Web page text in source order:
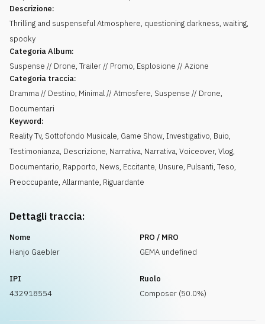
Descrizione:
Thrilling and suspenseful Atmosphere, questioning darkness, waiting,
spooky
Categoria Album:
Suspense // Drone, Trailer // Promo, Esplosione // Azione
Categoria traccia:
Dramma // Destino, Minimal // Atmosfere, Suspense // Drone,
Documentari
Keyword:
Reality Tv, Sottofondo Musicale, Game Show, Investigativo, Buio,
Testimonianza, Descrizione, Narrativa, Narrativa, Voiceover, Vlog,
Documentario, Rapporto, News, Eccitante, Unsure, Pulsanti, Teso,
Preoccupante, Allarmante, Riguardante
Dettagli traccia:
Nome
Hanjo Gaebler
PRO / MRO
GEMA undefined
IPI
432918554
Ruolo
Composer (50.0%)